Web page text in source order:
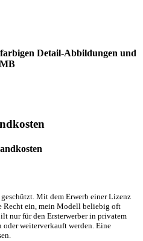
Detail-Abbildungen und
Mit dem Erwerb einer Lizenz
Recht ein, mein Modell beliebig oft
nur für den Ersterwerber in privatem
weiterverkauft werden. Eine